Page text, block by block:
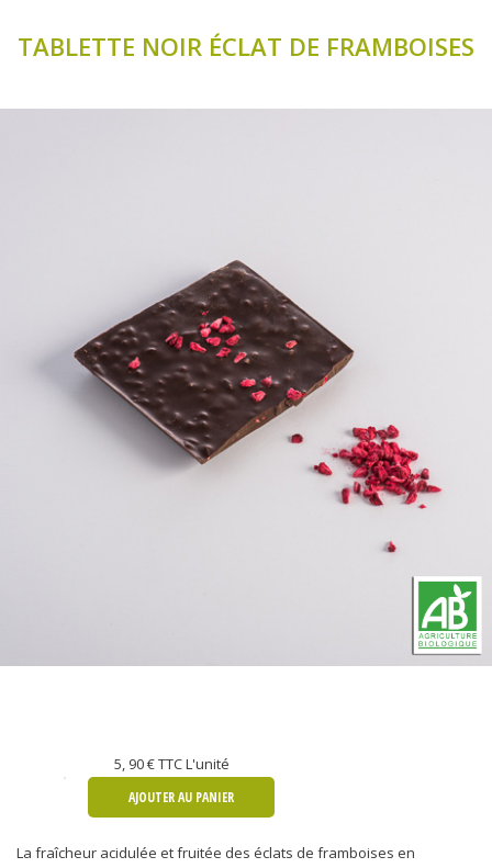
TABLETTE NOIR ÉCLAT DE FRAMBOISES
5, 90 €TTC L'unité
AJOUTER AU PANIER
La fraîcheur acidulée et fruitée des éclats de framboises en